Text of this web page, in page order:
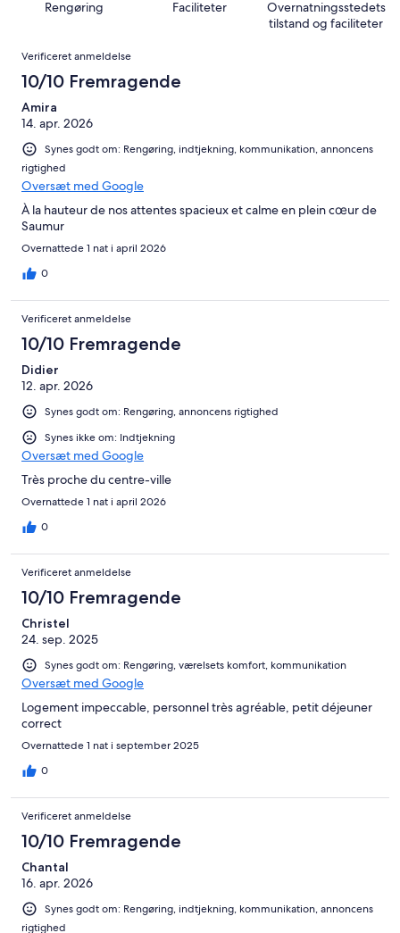
anmeldelser
72
anmeldelser
alt
72
anmeldelser
Rengøring Faciliteter
Overnatningsstedets
tilstand og faciliteter
Anmeldelser
Verificeret anmeldelse
10/10 Fremragende
Amira
14. apr. 2026
Synes godt om: Rengøring, indtjekning, kommunikation, annoncens
rigtighed
Oversæt med Google
À la hauteur de nos attentes spacieux et calme en plein cœur de
Saumur
Overnattede 1 nat i april 2026
0
Verificeret anmeldelse
10/10 Fremragende
Didier
12. apr. 2026
Synes godt om: Rengøring, annoncens rigtighed
Synes ikke om: Indtjekning
Oversæt med Google
Très proche du centre-ville
Overnattede 1 nat i april 2026
0
Verificeret anmeldelse
10/10 Fremragende
Christel
24. sep. 2025
Synes godt om: Rengøring, værelsets komfort, kommunikation
Oversæt med Google
Logement impeccable, personnel très agréable, petit déjeuner
correct
Overnattede 1 nat i september 2025
0
Verificeret anmeldelse
10/10 Fremragende
Chantal
16. apr. 2026
Synes godt om: Rengøring, indtjekning, kommunikation, annoncens
rigtighed